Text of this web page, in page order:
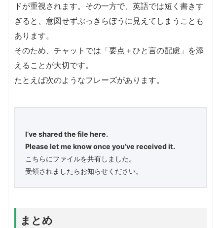
ドが重視されます。その一方で、英語では短く書きす
ぎると、意図せずぶっきらぼうに見えてしまうことも
あります。
そのため、チャットでは「要点＋ひと言の配慮」を添
えることが大切です。
たとえば次のようなフレーズがあります。
I’ve shared the file here.
Please let me know once you’ve received it.
こちらにファイルを共有しました。
受領されましたらお知らせください。
まとめ